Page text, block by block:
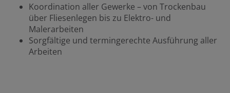
Koordination aller Gewerke – von Trockenbau
über Fliesenlegen bis zu Elektro- und
Malerarbeiten
Sorgfältige und termingerechte Ausführung aller
Arbeiten